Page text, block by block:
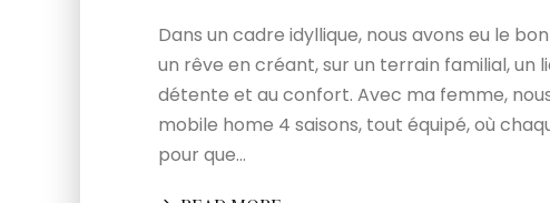
Dans un cadre idyllique, nous avons eu le
un rêve en créant, sur un terrain familial, un
détente et au confort. Avec ma femme,
mobile home 4 saisons, tout équipé, où
pour que…